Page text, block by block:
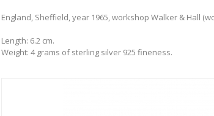
England, Sheffield, year 1965, workshop Walker & Hall
Length: 6.2 cm.
Weight: 4 grams of sterling silver 925 fineness.